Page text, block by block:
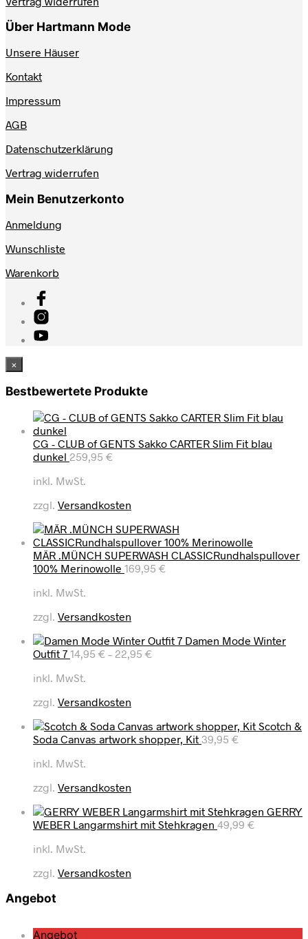
Über Hartmann Mode
Unsere Häuser
Kontakt
Impressum
AGB
Datenschutzerklärung
Vertrag widerrufen
Mein Benutzerkonto
Anmeldung
Wunschliste
Warenkorb
×
Bestbewertete Produkte
CG - CLUB of GENTS Sakko CARTER Slim Fit blau
dunkel 259,95 €
inkl. MwSt.
zzgl. Versandkosten
MÄR .MÜNCH SUPERWASH CLASSICRundhalspullover
100% Merinowolle 169,95 €
inkl. MwSt.
zzgl. Versandkosten
Damen Mode Winter
Outfit 7 14,95 € – 22,95 €
inkl. MwSt.
zzgl. Versandkosten
Scotch &
Soda Canvas artwork shopper, Kit 39,95 €
inkl. MwSt.
zzgl. Versandkosten
GERRY
WEBER Langarmshirt mit Stehkragen 49,99 €
inkl. MwSt.
zzgl. Versandkosten
Angebot
Angebot